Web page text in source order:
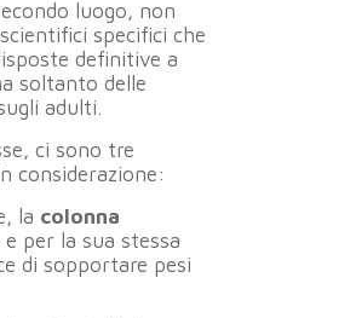
luogo, non
specifici che
definitive a
soltanto delle
adulti.
ci sono tre
considerazione:
la colonna
e per la sua stessa
di sopportare pesi